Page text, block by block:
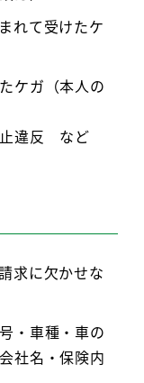
れて受けたケ
ケガ（本人の
止違反 など
求に欠かせな
・車種・車の
社名・保険内